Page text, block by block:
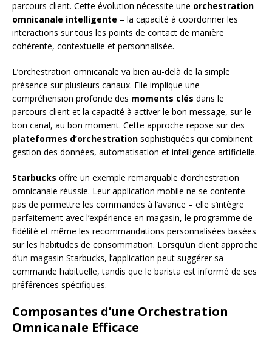
parcours client. Cette évolution nécessite une orchestration
omnicanale intelligente – la capacité à coordonner les
interactions sur tous les points de contact de manière
cohérente, contextuelle et personnalisée.
L’orchestration omnicanale va bien au-delà de la simple
présence sur plusieurs canaux. Elle implique une
compréhension profonde des moments clés dans le
parcours client et la capacité à activer le bon message, sur le
bon canal, au bon moment. Cette approche repose sur des
plateformes d’orchestration sophistiquées qui combinent
gestion des données, automatisation et intelligence artificielle.
Starbucks offre un exemple remarquable d’orchestration
omnicanale réussie. Leur application mobile ne se contente
pas de permettre les commandes à l’avance – elle s’intègre
parfaitement avec l’expérience en magasin, le programme de
fidélité et même les recommandations personnalisées basées
sur les habitudes de consommation. Lorsqu’un client approche
d’un magasin Starbucks, l’application peut suggérer sa
commande habituelle, tandis que le barista est informé de ses
préférences spécifiques.
Composantes d’une Orchestration
Omnicanale Efficace